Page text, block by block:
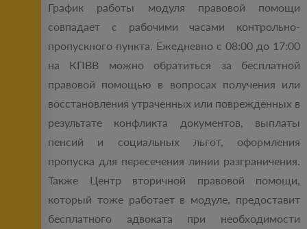
График работы модуля правовой помощи
совпадает с рабочими часами контрольно-
пропускного пункта. Ежедневно с 08:00 до 17:00
на КПВВ можно обратиться за бесплатной
правовой помощью в вопросах получения или
восстановления утраченных или поврежденных в
результате конфликта документов, выплаты
пенсий и социальных льгот, оформления
пропуска для пересечения линии разграничения.
Также Центр вторичной правовой помощи,
который тоже работает в модуле, предоставит
бесплатного адвоката при необходимости